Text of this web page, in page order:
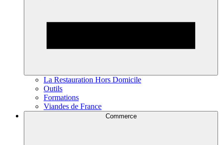
La Restauration Hors Domicile
Outils
Formations
Viandes de France
Commerce